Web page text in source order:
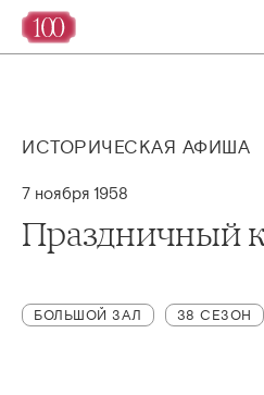
ИСТОРИЧЕСКАЯ АФИША
7 ноября 1958
Праздничный
БОЛЬШОЙ ЗАЛ 38 СЕЗОН